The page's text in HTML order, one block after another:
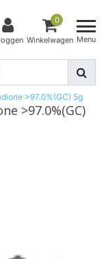
0
Winkelwagen Menu
>97.0%(GC) 5g
>97.0%(GC)